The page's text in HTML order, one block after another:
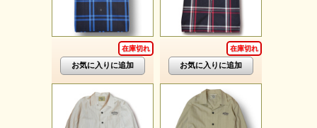
在庫切れ 在庫切れ